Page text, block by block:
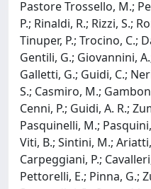
Pastore Trossello, M.;
P.; Rinaldi, R.; Rizzi, S.;
Tinuper, P.; Trocino, C.;
Gentili, G.; Giovannini,
Galletti, G.; Guidi, C.;
S.; Casmiro, M.;
Cenni, P.; Guidi, A. R.;
Pasquinelli, M.;
Viti, B.; Sintini, M.;
Carpeggiani, P.;
Pettorelli, E.; Pinna, G.;